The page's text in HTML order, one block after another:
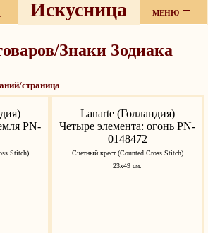
Искусница МЕНЮ ≡
Знаки Зодиака
страница
PN-
Stitch)
Lanarte (Голландия)
Четыре элемента: огонь PN-
0148472
Счетный крест (Counted Cross Stitch)
23x49 см.